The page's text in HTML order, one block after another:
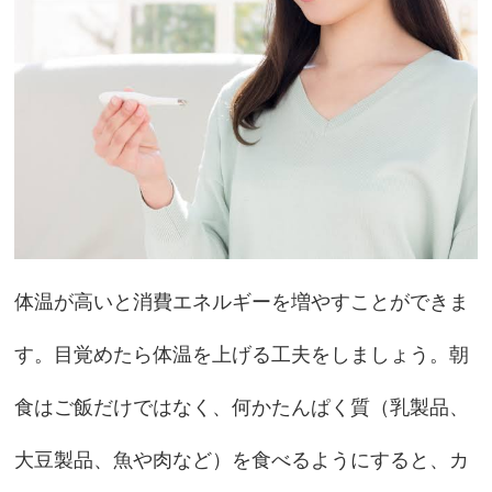
体温が高いと消費エネルギーを増やすことができま
す。目覚めたら体温を上げる工夫をしましょう。朝
食はご飯だけではなく、何かたんぱく質（乳製品、
大豆製品、魚や肉など）を食べるようにすると、カ